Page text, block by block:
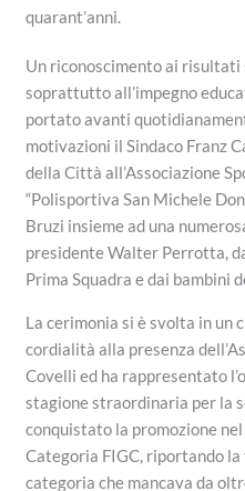
quarant’anni.
Un riconoscimento ai
soprattutto all’impegno
portato avanti
motivazioni il Sindaco Franz
della Città all’Associazione
“Polisportiva San Michele
Bruzi insieme ad una
presidente Walter Perrotta,
Prima Squadra e dai bambini
La cerimonia si è svolta in un
cordialità alla presenza
Covelli ed ha rappresentato
stagione straordinaria per la
conquistato la promozione
Categoria FIGC, riportando
categoria che mancava da